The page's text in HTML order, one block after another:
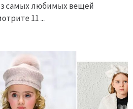
самых любимых вещей
11 ...